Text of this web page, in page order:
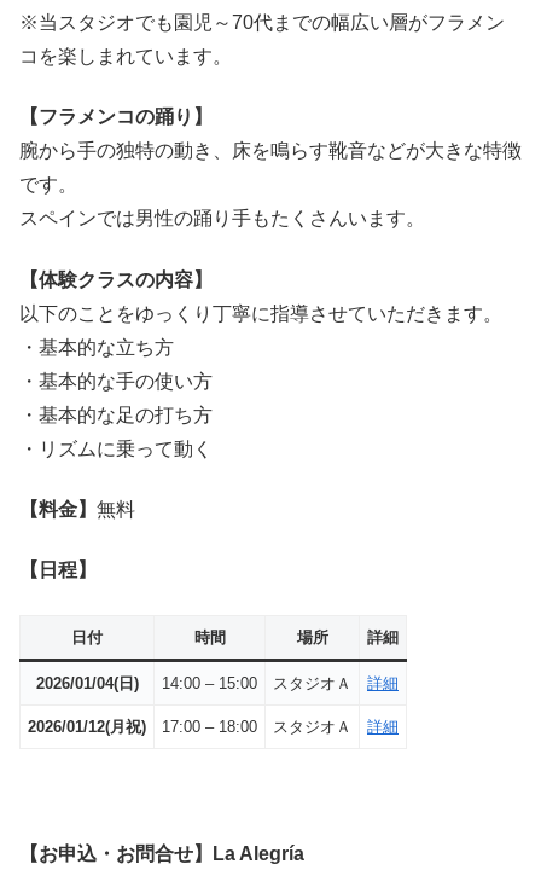
※当スタジオでも園児～70代までの幅広い層がフラメン
コを楽しまれています。
【フラメンコの踊り】
腕から手の独特の動き、床を鳴らす靴音などが大きな特徴
です。
スペインでは男性の踊り手もたくさんいます。
【体験クラスの内容】
以下のことをゆっくり丁寧に指導させていただきます。
・基本的な立ち方
・基本的な手の使い方
・基本的な足の打ち方
・リズムに乗って動く
【料金】 無料
【日程】
日付 時間 場所 詳細
2026/01/04(日) 14:00 – 15:00 スタジオＡ 詳細
2026/01/12(月祝) 17:00 – 18:00 スタジオＡ 詳細
【お申込・お問合せ】La Alegría